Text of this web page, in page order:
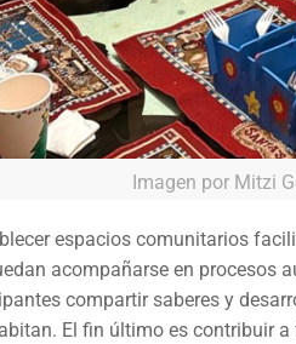
Imagen por Mitzi
espacios comunitarios
acompañarse en procesos
compartir saberes y
El fin último es contribuir